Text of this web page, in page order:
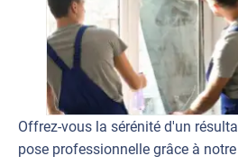
Offrez-vous la sérénité d'un
pose professionnelle grâce à